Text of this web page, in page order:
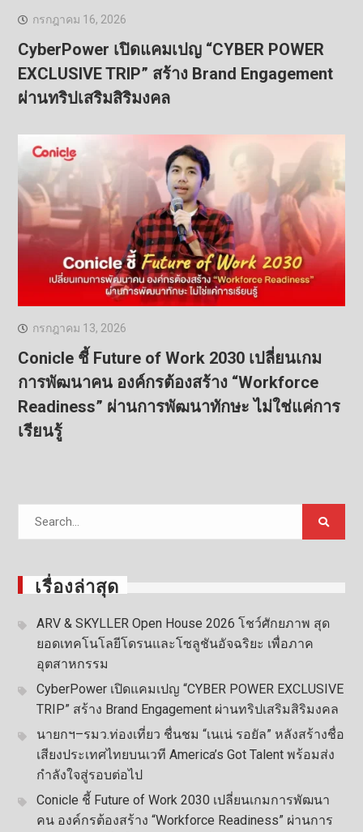
กรกฎาคม 16, 2026
CyberPower เปิดแคมเปญ “CYBER POWER
EXCLUSIVE TRIP” สร้าง Brand Engagement
ผ่านทริปเสริมสิริมงคล
กรกฎาคม 13, 2026
Conicle ชี้ Future of Work 2030 เปลี่ยนเกม
การพัฒนาคน องค์กรต้องสร้าง “Workforce
Readiness” ผ่านการพัฒนาทักษะ ไม่ใช่แค่การ
เรียนรู้
Search
เรื่องล่าสุด
ARV & SKYLLER Open House 2026 โชว์ศักยภาพ สุด
ยอดเทคโนโลยีโดรนและโซลูชันอัจฉริยะ เพื่อภาค
อุตสาหกรรม
CyberPower เปิดแคมเปญ “CYBER POWER EXCLUSIVE
TRIP” สร้าง Brand Engagement ผ่านทริปเสริมสิริมงคล
นายกฯ–รมว.ท่องเที่ยว ชื่นชม “เนเน่ รอยัล” หลังสร้างชื่อ
เสียงประเทศไทยบนเวที America’s Got Talent พร้อมส่ง
กำลังใจสู่รอบต่อไป
Conicle ชี้ Future of Work 2030 เปลี่ยนเกมการพัฒนา
คน องค์กรต้องสร้าง “Workforce Readiness” ผ่านการ